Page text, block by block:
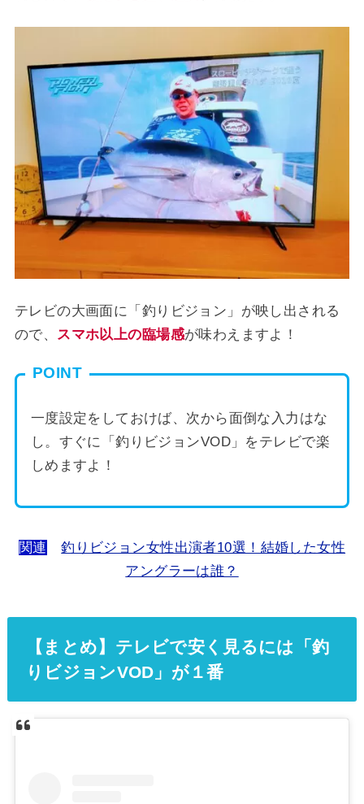
テレビの大画面に「釣りビジョン」が映し出される
ので、 スマホ以上の臨場感が味わえますよ！
POINT
一度設定をしておけば、次から面倒な入力はな
し。すぐに「釣りビジョンVOD」をテレビで楽
しめますよ！
関連
釣りビジョン女性出演者10選！結婚した女性
アングラーは誰？
【まとめ】テレビで安く見るには「釣
りビジョンVOD」が１番